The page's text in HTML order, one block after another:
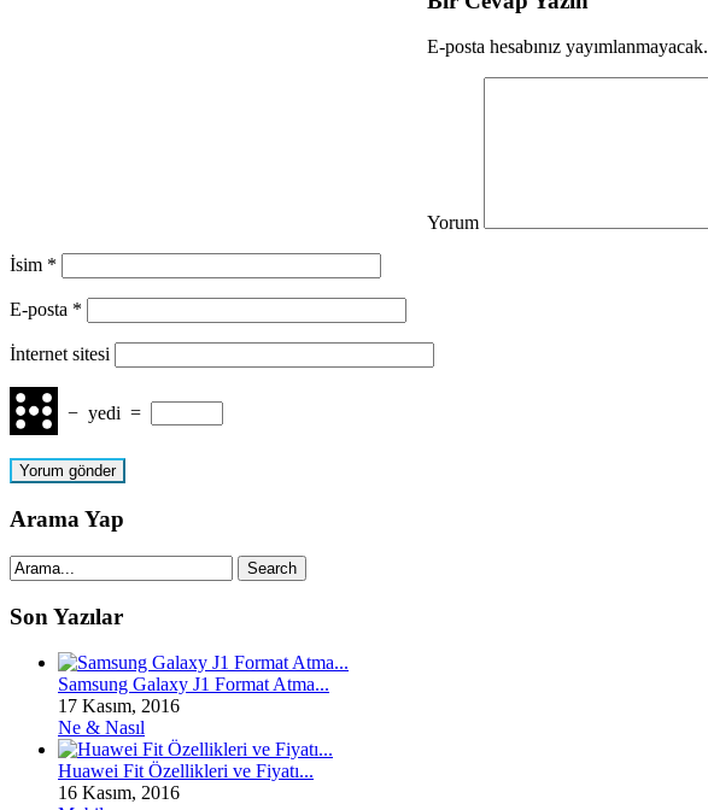
E-posta hesabınız yayımlanmayacak.
Yorum
İsim *
E-posta *
İnternet sitesi
− yedi =
Arama Yap
Son Yazılar
Samsung Galaxy J1 Format Atma...
17 Kasım, 2016
Ne & Nasıl
Huawei Fit Özellikleri ve Fiyatı...
16 Kasım, 2016